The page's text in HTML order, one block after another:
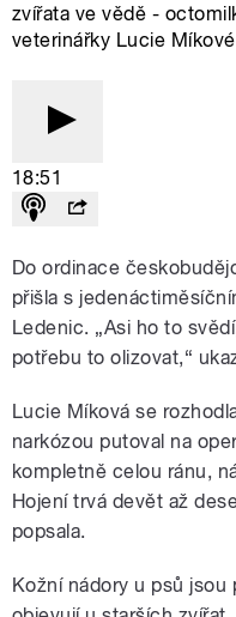
zvířata ve vědě -
veterinářky Lucie Míkové
18:51
Do ordinace
přišla s
Ledenic. „Asi ho to
potřebu to olizovat,“
Lucie Míková se
narkózou putoval na
kompletně celou ránu,
Hojení trvá devět až
popsala.
Kožní nádory u psů